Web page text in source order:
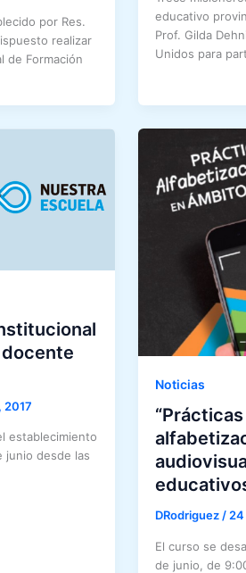
por Res.
realizar
de Formación
educativo
Prof. Gilda
Unidos para
2017
establecimiento
junio desde las
Noticias
DRodriguez / 24
El curso se
de junio, de